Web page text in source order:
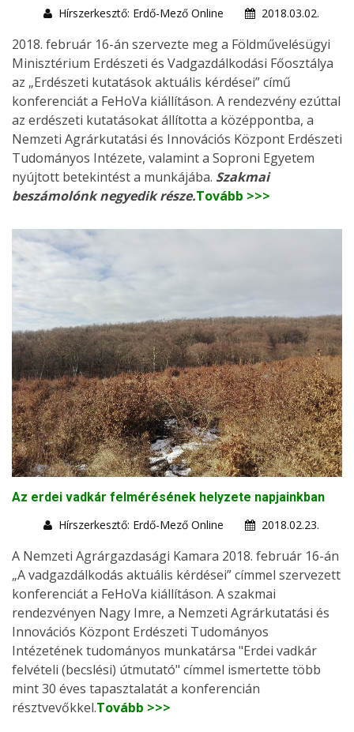
Hírszerkesztő: Erdő-Mező Online
2018.03.02.
2018. február 16-án szervezte meg a Földművelésügyi
Minisztérium Erdészeti és Vadgazdálkodási Főosztálya
az „Erdészeti kutatások aktuális kérdései” című
konferenciát a FeHoVa kiállításon. A rendezvény ezúttal
az erdészeti kutatásokat állította a középpontba, a
Nemzeti Agrárkutatási és Innovációs Központ Erdészeti
Tudományos Intézete, valamint a Soproni Egyetem
nyújtott betekintést a munkájába. Szakmai
beszámolónk negyedik része.Tovább >>>
Az erdei vadkár felmérésének helyzete napjainkban
Hírszerkesztő: Erdő-Mező Online
2018.02.23.
A Nemzeti Agrárgazdasági Kamara 2018. február 16-án
„A vadgazdálkodás aktuális kérdései” címmel szervezett
konferenciát a FeHoVa kiállításon. A szakmai
rendezvényen Nagy Imre, a Nemzeti Agrárkutatási és
Innovációs Központ Erdészeti Tudományos
Intézetének tudományos munkatársa "Erdei vadkár
felvételi (becslési) útmutató" címmel ismertette több
mint 30 éves tapasztalatát a konferencián
résztvevőkkel.Tovább >>>